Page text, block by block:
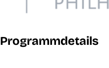
Programmdetails